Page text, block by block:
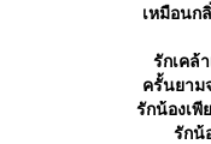
เหมือนก
รักเคล้
ครั้นยาม
รักน้องเพี
รักน้